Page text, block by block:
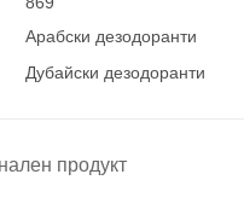
Арабски дезодоранти
Дубайски дезодоранти
продукт